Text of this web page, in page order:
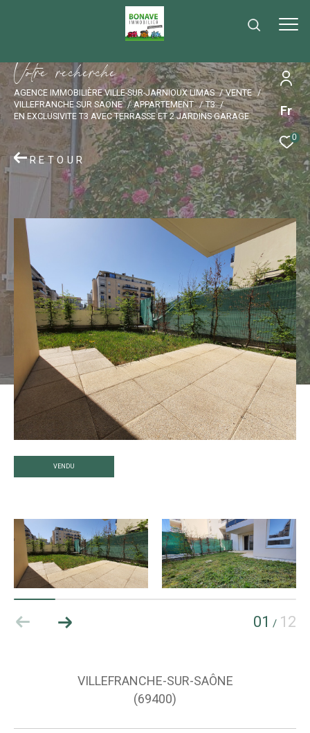
Fr
0
Votre recherche
AGENCE IMMOBILIÈRE VILLE-SUR-JARNIOUX LIMAS
VENTE
VILLEFRANCHE SUR SAONE
APPARTEMENT
T3
EN EXCLUSIVITE T3 AVEC TERRASSE ET 2 JARDINS GARAGE
RETOUR
VENDU
01 / 12
VILLEFRANCHE-SUR-SAÔNE
(69400)